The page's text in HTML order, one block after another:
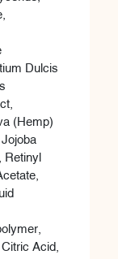
Dulcis
(Hemp)
Retinyl
,
Acid,